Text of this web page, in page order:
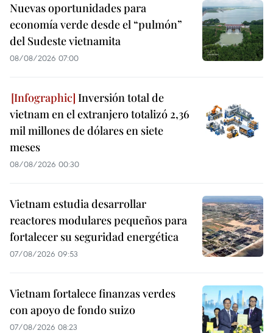
Nuevas oportunidades para
economía verde desde el “pulmón”
del Sudeste vietnamita
08/08/2026 07:00
Inversión total de
vietnam en el extranjero totalizó 2,36
mil millones de dólares en siete
meses
08/08/2026 00:30
Vietnam estudia desarrollar
reactores modulares pequeños para
fortalecer su seguridad energética
07/08/2026 09:53
Vietnam fortalece finanzas verdes
con apoyo de fondo suizo
07/08/2026 08:23